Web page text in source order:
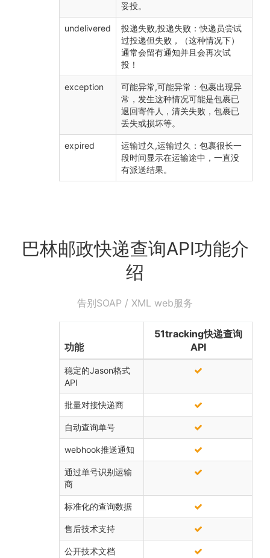
妥投。
undelivered
投递失败,投递失败：快递员尝试
过投递但失败，（这种情况下）
通常会留有通知并且会再次试
投！
exception
可能异常,可能异常：包裹出现异
常，发生这种情况可能是包裹已
退回寄件人，清关失败，包裹已
丢失或损坏等。
expired
运输过久,运输过久：包裹很长一
段时间显示在运输途中，一直没
有派送结果。
巴林邮政快递查询API功能介
绍
告别SOAP / XML web服务
功能
51tracking快递查询
API
稳定的Jason格式
API
批量对接快递商
自动查询单号
webhook推送通知
通过单号识别运输
商
标准化的查询数据
售后技术支持
公开技术文档